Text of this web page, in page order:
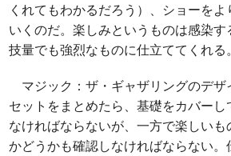
くれてもわかるだろう）、ショーを
いくのだ。楽しみというものは感染
技量でも強烈なものに仕立ててくれる。
マジック：ザ・ギャザリングのデザ
セットをまとめたら、基礎をカバー
なければならないが、一方で楽しい
かどうかも確認しなければならない。